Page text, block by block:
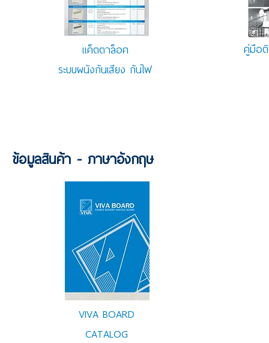
แค็ตตาล็อค
ระบบผนังกันเสียง กันไฟ
คู่มือ
ข้อมูลสินค้า - ภาษาอังกฤษ
VIVA BOARD
CATALOG